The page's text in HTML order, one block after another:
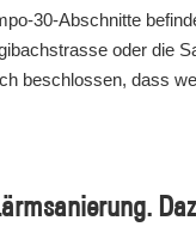
30-Abschnitte
oder die
beschlossen, dass